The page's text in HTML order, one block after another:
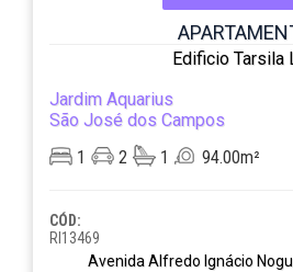
Edificio Tarsila
Jardim Aquarius
São José dos Campos
1
2 1 94.00m²
CÓD:
RI13469
Avenida Alfredo Ignácio